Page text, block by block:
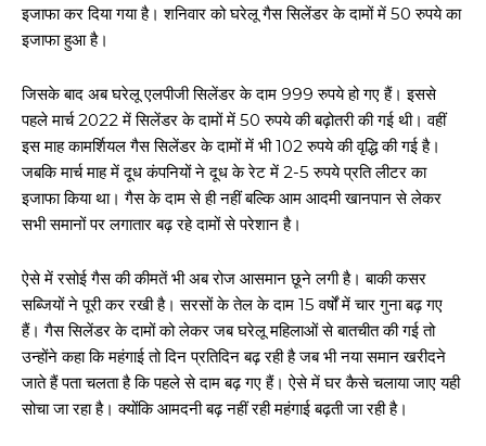
इजाफा कर दिया गया है। शनिवार को घरेलू गैस सिलेंडर के दामों में 50 रुपये का
इजाफा हुआ है।
जिसके बाद अब घरेलू एलपीजी सिलेंडर के दाम 999 रुपये हो गए हैं। इससे
पहले मार्च 2022 में सिलेंडर के दामों में 50 रुपये की बढ़ोतरी की गई थी। वहीं
इस माह कामर्शियल गैस सिलेंडर के दामों में भी 102 रुपये की वृद्धि की गई है।
जबकि मार्च माह में दूध कंपनियों ने दूध के रेट में 2-5 रुपये प्रति लीटर का
इजाफा किया था। गैस के दाम से ही नहीं बल्कि आम आदमी खानपान से लेकर
सभी समानों पर लगातार बढ़ रहे दामों से परेशान है।
ऐसे में रसोई गैस की कीमतें भी अब रोज आसमान छूने लगी है। बाकी कसर
सब्जियों ने पूरी कर रखी है। सरसों के तेल के दाम 15 वर्षों में चार गुना बढ़ गए
हैं। गैस सिलेंडर के दामों को लेकर जब घरेलू महिलाओं से बातचीत की गई तो
उन्होंने कहा कि महंगाई तो दिन प्रतिदिन बढ़ रही है जब भी नया समान खरीदने
जाते हैं पता चलता है कि पहले से दाम बढ़ गए हैं। ऐसे में घर कैसे चलाया जाए यही
सोचा जा रहा है। क्योंकि आमदनी बढ़ नहीं रही महंगाई बढ़ती जा रही है।